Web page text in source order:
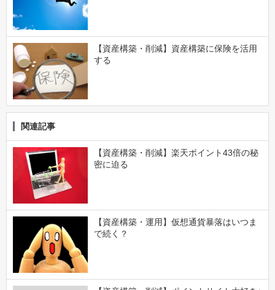
【資産構築・削減】資産構築に保険を活用
する
関連記事
【資産構築・削減】楽天ポイント43倍の秘
密に迫る
【資産構築・運用】仮想通貨暴落はいつま
で続く？